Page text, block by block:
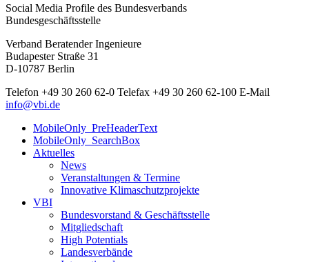
Social Media Profile des Bundesverbands
Bundesgeschäftsstelle
Verband Beratender Ingenieure
Budapester Straße 31
D-10787 Berlin
Telefon +49 30 260 62-0 Telefax +49 30 260 62-100 E-Mail
info@vbi.de
MobileOnly_PreHeaderText
MobileOnly_SearchBox
Aktuelles
News
Veranstaltungen & Termine
Innovative Klimaschutzprojekte
VBI
Bundesvorstand & Geschäftsstelle
Mitgliedschaft
High Potentials
Landesverbände